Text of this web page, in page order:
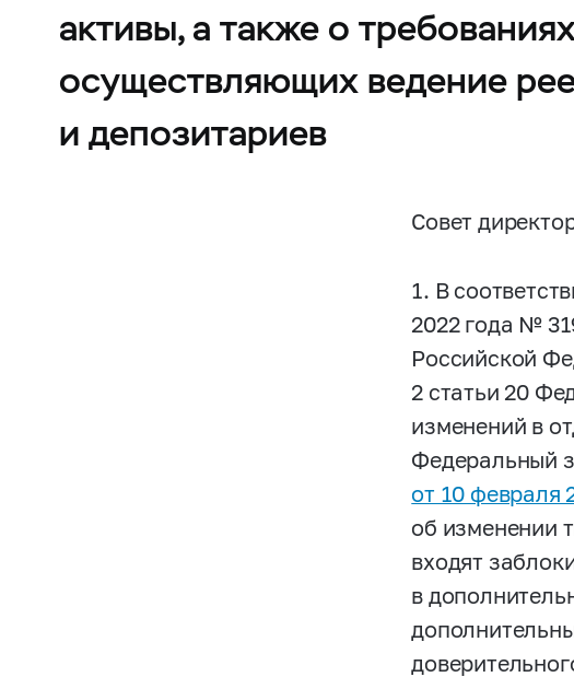
активы, а также о
осуществляющих ведение
и депозитариев
Совет
1. В
2022 года №
Российской
2 статьи 20
изменений в
Федеральный
от 10 февраля
об изменении
входят
в